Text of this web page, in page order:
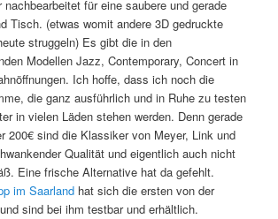
nachbearbeitet für eine saubere und gerade
Tisch. (etwas womit andere 3D gedruckte
struggeln) Es gibt die in den
Modellen Jazz, Contemporary, Concert in
Ich hoffe, dass ich noch die
die ganz ausführlich und in Ruhe zu testen
in vielen Läden stehen werden. Denn gerade
200€ sind die Klassiker von Meyer, Link und
Qualität und eigentlich auch nicht
Eine frische Alternative hat da gefehlt.
im Saarland hat sich die ersten von der
sind bei ihm testbar und erhältlich.